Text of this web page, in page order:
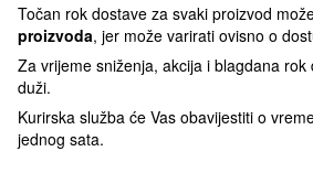
Točan rok dostave za svaki proizvod
proizvoda, jer može varirati ovisno o
Za vrijeme sniženja, akcija i blagdana
duži.
Kurirska služba će Vas obavijestiti o
jednog sata.